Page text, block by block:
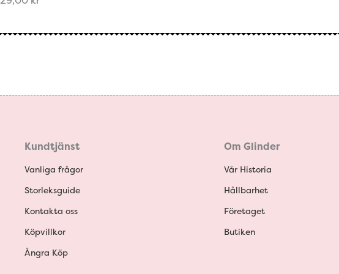
Kundtjänst
Vanliga frågor
Storleksguide
Kontakta oss
Köpvillkor
Ångra Köp
Om Glinder
Vår Historia
Hållbarhet
Företaget
Butiken